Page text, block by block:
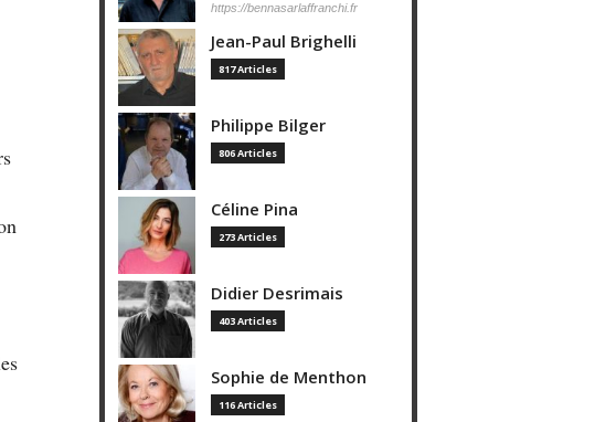
https://bennasarlaffranchi.fr
Jean-Paul Brighelli
817 Articles
Philippe Bilger
806 Articles
Céline Pina
273 Articles
Didier Desrimais
403 Articles
Sophie de Menthon
116 Articles